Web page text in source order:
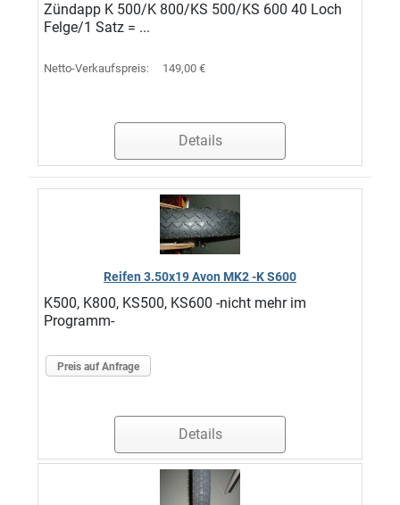
Zündapp K 500/K 800/KS 500/KS 600 40 Loch
Felge/1 Satz = ...
Netto-Verkaufspreis: 149,00 €
Details
Reifen 3.50x19 Avon MK2 -K S600
K500, K800, KS500, KS600 -nicht mehr im
Programm-
Preis auf Anfrage
Details